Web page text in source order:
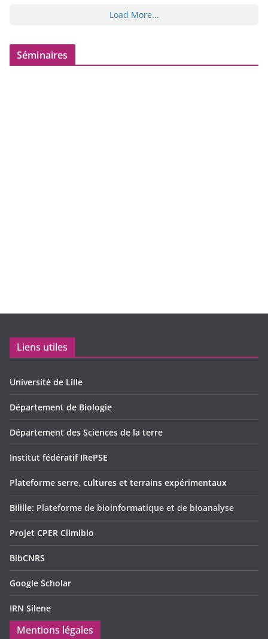
Load More...
Séminaires
Liens utiles
Université de Lille
Département de Biologie
Département des Sciences de la terre
Institut fédératif IRePSE
Plateforme serre, cultures et terrains expérimentaux
Bilille: Plateforme de bioinformatique et de bioanalyse
Projet CPER Climibio
BibCNRS
Google Scholar
IRN Silene
Mentions légales